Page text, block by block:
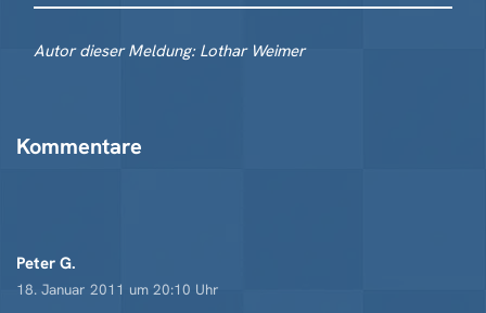
Autor dieser Meldung: Lothar Weimer
Kommentare
Peter G.
18. Januar 2011 um 20:10 Uhr